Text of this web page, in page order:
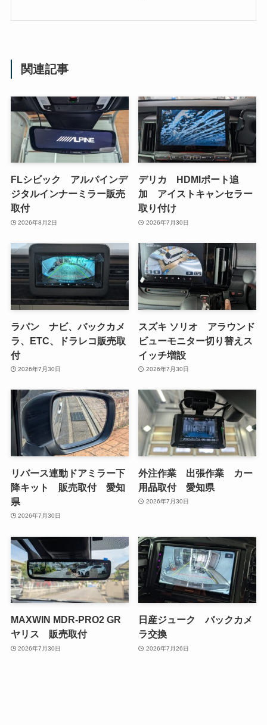
関連記事
FLシビック アルパインデ
ジタルインナーミラー販売
取付
2026年8月2日
デリカ HDMIポート追
加 アイストキャンセラー
取り付け
2026年7月30日
ラパン ナビ、バックカメ
ラ、ETC、ドラレコ販売取
付
2026年7月30日
スズキ ソリオ アラウンド
ビューモニター切り替えス
イッチ増設
2026年7月30日
リバース連動ドアミラー下
降キット 販売取付 愛知
県
2026年7月30日
外注作業 出張作業 カー
用品取付 愛知県
2026年7月30日
MAXWIN MDR-PRO2 GR
ヤリス 販売取付
2026年7月30日
日産ジューク バックカメ
ラ交換
2026年7月26日